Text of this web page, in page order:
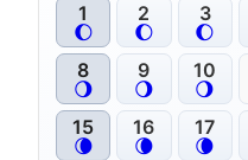
1
🌔
2
🌔
3
🌔
8
🌖
9
🌖
10
🌖
15
🌘
16
🌘
17
🌘